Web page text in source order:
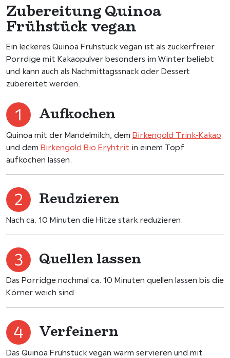
Zubereitung Quinoa
Frühstück vegan
Ein leckeres Quinoa Frühstück vegan ist als zuckerfreier
Porrdige mit Kakaopulver besonders im Winter beliebt
und kann auch als Nachmittagssnack oder Dessert
zubereitet werden.
Aufkochen
Quinoa mit der Mandelmilch, dem Birkengold Trink-Kakao
und dem Birkengold Bio Eryhtrit in einem Topf
aufkochen lassen.
Reudzieren
Nach ca. 10 Minuten die Hitze stark reduzieren.
Quellen lassen
Das Porridge nochmal ca. 10 Minuten quellen lassen bis die
Körner weich sind.
Verfeinern
Das Quinoa Frühstück vegan warm servieren und mit